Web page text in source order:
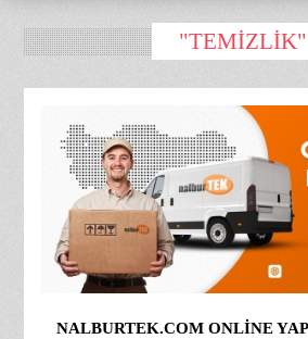
"TEMIZLIK"
NALBURTEK.COM ONLINE